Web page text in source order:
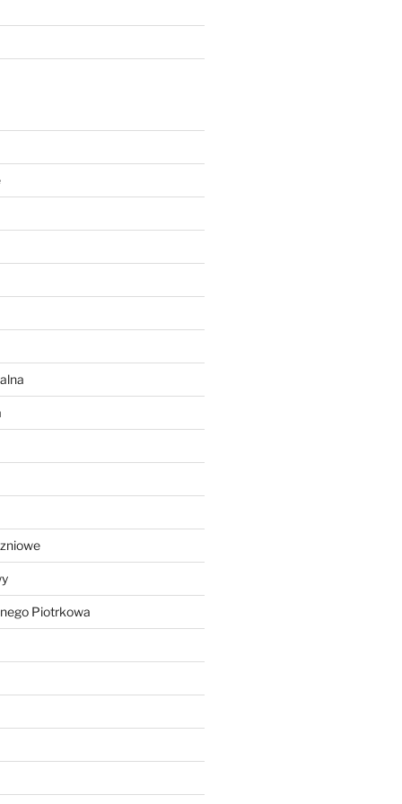
Piotrkowa